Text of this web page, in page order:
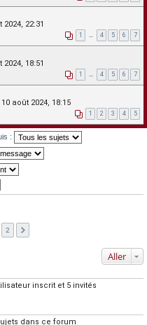
2024, 22:31
1 … 4 5 6 7
2024, 18:51
1 … 4 5 6 7
10 août 2024, 18:15
1 2 3 4 5
:
2
Aller
inscrit et 5 invités
dans ce forum